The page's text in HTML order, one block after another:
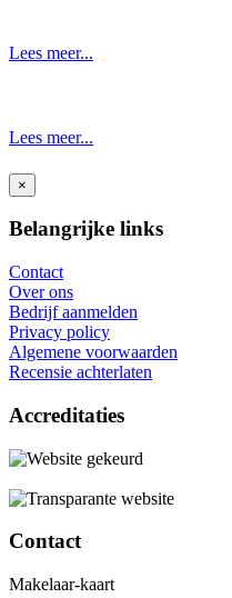
Lees meer...
Lees meer...
×
Belangrijke links
Contact
Over ons
Bedrijf aanmelden
Privacy policy
Algemene voorwaarden
Recensie achterlaten
Accreditaties
Contact
Makelaar-kaart